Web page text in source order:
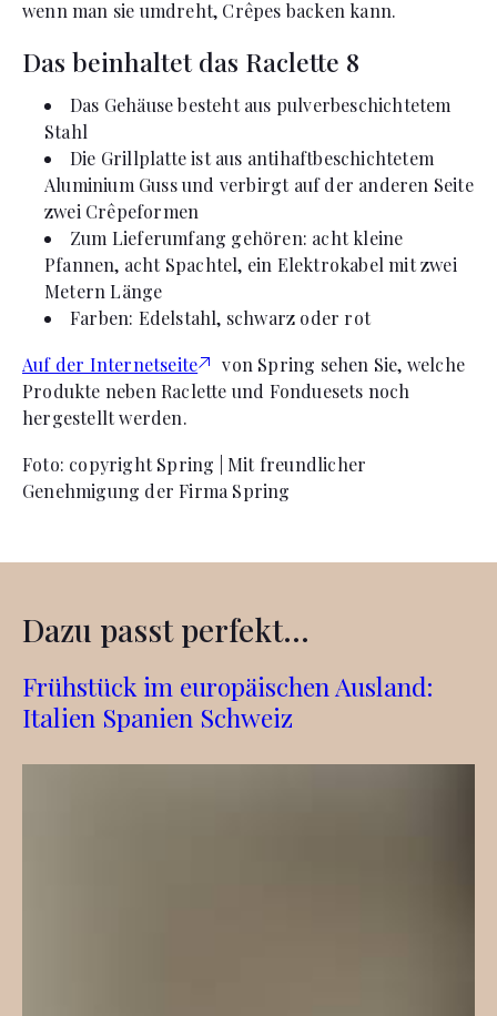
wenn man sie umdreht, Crêpes backen kann.
Das beinhaltet das Raclette 8
Das Gehäuse besteht aus pulverbeschichtetem
Stahl
Die Grillplatte ist aus antihaftbeschichtetem
Aluminium Guss und verbirgt auf der anderen Seite
zwei Crêpeformen
Zum Lieferumfang gehören: acht kleine
Pfannen, acht Spachtel, ein Elektrokabel mit zwei
Metern Länge
Farben: Edelstahl, schwarz oder rot
Auf der Internetseite
von Spring sehen Sie, welche
Produkte neben Raclette und Fonduesets noch
hergestellt werden.
Foto: copyright Spring | Mit freundlicher
Genehmigung der Firma Spring
Dazu passt perfekt...
Frühstück im europäischen Ausland:
Italien Spanien Schweiz